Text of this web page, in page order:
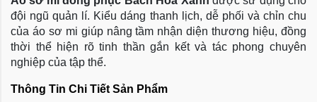
đội ngũ quản lí. Kiểu dáng thanh lịch, dễ phối và chỉn chu
của áo sơ mi giúp nâng tầm nhận diện thương hiệu, đồng
thời thể hiện rõ tinh thần gắn kết và tác phong chuyên
nghiệp của tập thể.
Thông Tin Chi Tiết Sản Phẩm